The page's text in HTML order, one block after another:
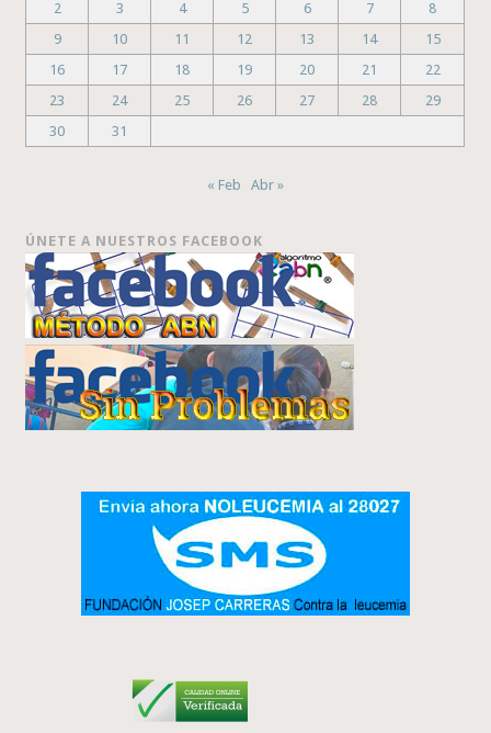
2
3 4 5 6 7
8
9
10 11 12 13 14
15
16
17 18 19 20 21
22
23
24 25 26 27 28
29
30
31
« Feb Abr »
ÚNETE A NUESTROS FACEBOOK